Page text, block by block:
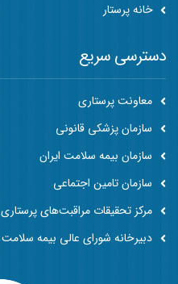
خانه پرستار
دسترسی سریع
معاونت پرستاری
سازمان پزشکی قانونی
سازمان بیمه سلامت ایران
سازمان تامین اجتماعی
مرکز تحقیقات مراقبت‌های پرستاری
دبیرخانه شورای عالی بیمه سلامت